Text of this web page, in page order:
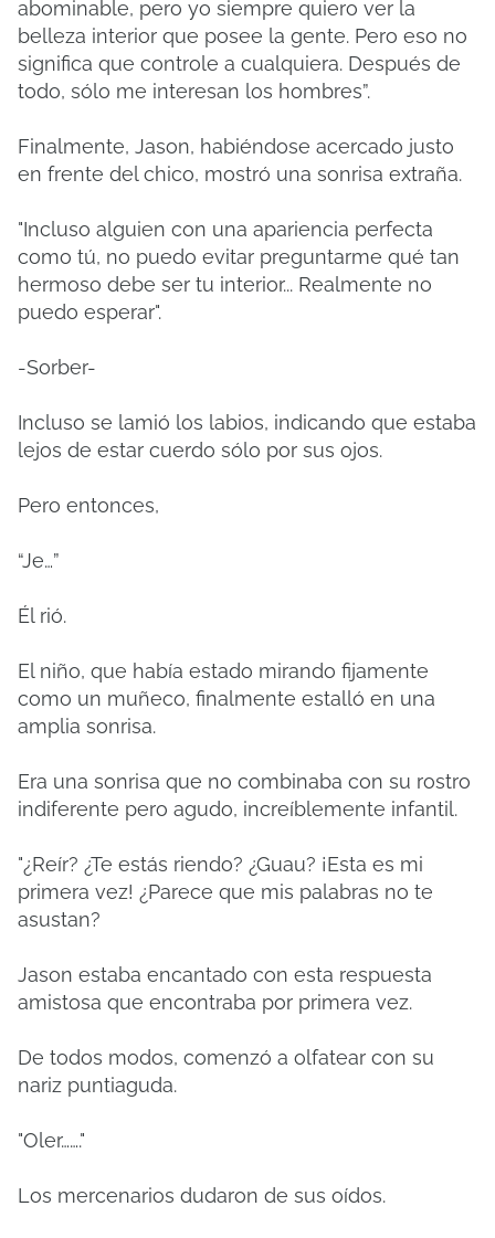
abominable, pero yo siempre quiero ver la
belleza interior que posee la gente. Pero eso no
significa que controle a cualquiera. Después de
todo, sólo me interesan los hombres”.
Finalmente, Jason, habiéndose acercado justo
en frente del chico, mostró una sonrisa extraña.
"Incluso alguien con una apariencia perfecta
como tú, no puedo evitar preguntarme qué tan
hermoso debe ser tu interior... Realmente no
puedo esperar".
-Sorber-
Incluso se lamió los labios, indicando que estaba
lejos de estar cuerdo sólo por sus ojos.
Pero entonces,
“Je…”
Él rió.
El niño, que había estado mirando fijamente
como un muñeco, finalmente estalló en una
amplia sonrisa.
Era una sonrisa que no combinaba con su rostro
indiferente pero agudo, increíblemente infantil.
"¿Reír? ¿Te estás riendo? ¿Guau? ¡Esta es mi
primera vez! ¿Parece que mis palabras no te
asustan?
Jason estaba encantado con esta respuesta
amistosa que encontraba por primera vez.
De todos modos, comenzó a olfatear con su
nariz puntiaguda.
"Oler……."
Los mercenarios dudaron de sus oídos.